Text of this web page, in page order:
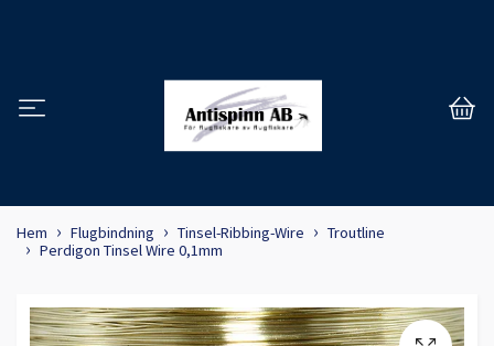
Hem Flugbindning Tinsel-Ribbing-Wire
Troutline
Perdigon Tinsel Wire 0,1mm